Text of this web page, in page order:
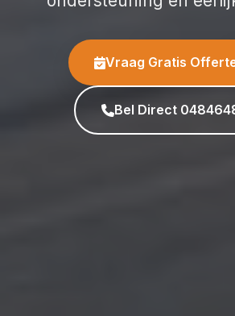
Vraag Gratis
Bel Direct